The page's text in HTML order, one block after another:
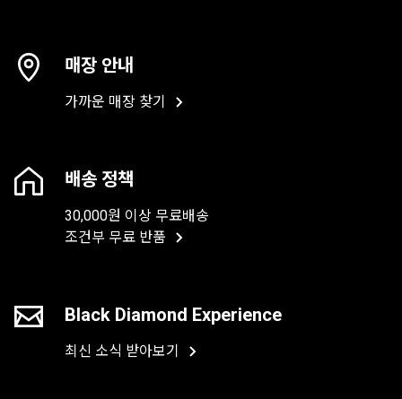
매장 안내
가까운 매장 찾기
배송 정책
30,000원 이상 무료배송
조건부 무료 반품
Black Diamond Experience
최신 소식 받아보기